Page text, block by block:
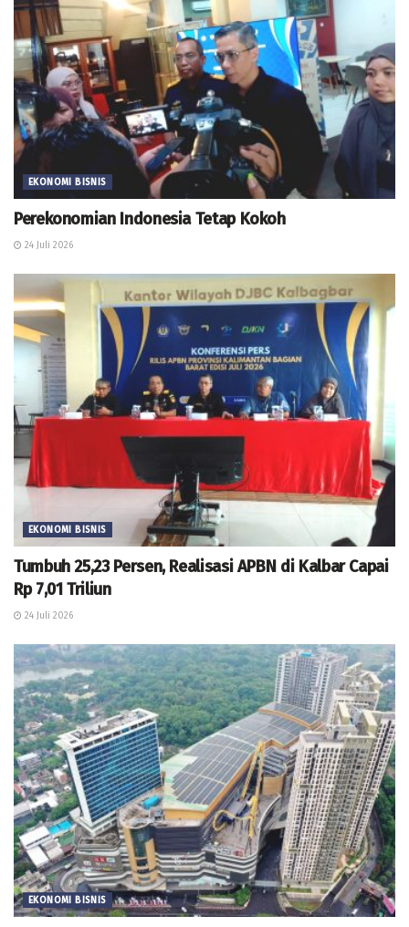
EKONOMI BISNIS
Perekonomian Indonesia Tetap Kokoh
24 Juli 2026
EKONOMI BISNIS
Tumbuh 25,23 Persen, Realisasi APBN di Kalbar Capai
Rp 7,01 Triliun
24 Juli 2026
EKONOMI BISNIS